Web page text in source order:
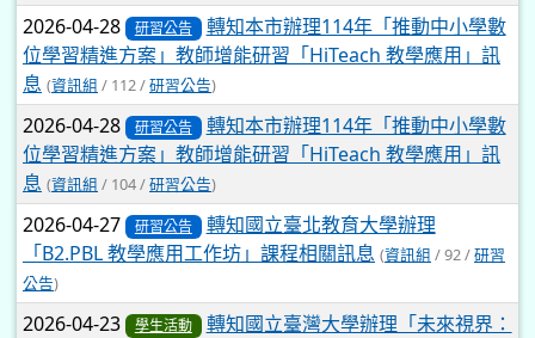
2026-04-28 研習公告
轉知本市辦理114年「推動中小學數
位學習精進方案」教師增能研習「HiTeach 教學應用」訊
息 (資訊組 / 112 /研習公告)
2026-04-28 研習公告
轉知本市辦理114年「推動中小學數
位學習精進方案」教師增能研習「HiTeach 教學應用」訊
息 (資訊組 / 104 /研習公告)
2026-04-27 研習公告
轉知國立臺北教育大學辦理
「B2.PBL 教學應用工作坊」課程相關訊息 (資訊組 / 92 /研習
公告)
2026-04-23 學生活動
轉知國立臺灣大學辦理「未來視界：